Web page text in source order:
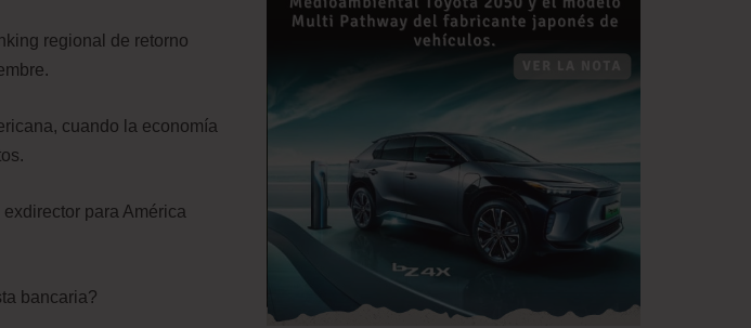
regional de retorno
cuando la economía
para América
bancaria?